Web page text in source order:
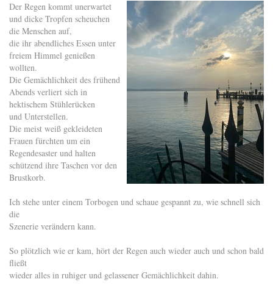
Der Regen kommt unerwartet
und dicke Tropfen scheuchen
die Menschen auf,
die ihr abendliches Essen unter
freiem Himmel genießen
wollten.
Die Gemächlichkeit des frühend
Abends verliert sich in
hektischem Stühlerücken
und Unterstellen.
Die meist weiß gekleideten
Frauen fürchten um ein
Regendesaster und halten
schützend ihre Taschen vor den
Brustkorb.
Ich stehe unter einem Torbogen und schaue gespannt zu, wie schnell sich
die
Szenerie verändern kann.
So plötzlich wie er kam, hört der Regen auch wieder auch und schon bald
fließt
wieder alles in ruhiger und gelassener Gemächlichkeit dahin.